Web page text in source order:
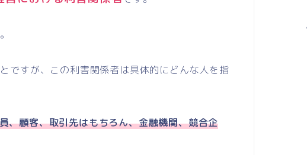
ですが、この利害関係者は具体的にどんな人を指
、顧客、取引先はもちろん、金融機関、競合企